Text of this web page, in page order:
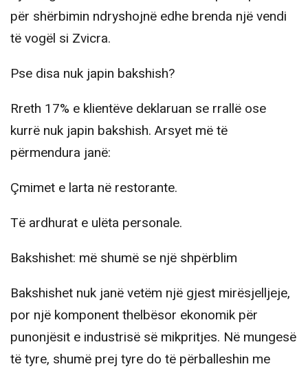
për shërbimin ndryshojnë edhe brenda një vendi
të vogël si Zvicra.
Pse disa nuk japin bakshish?
Rreth 17% e klientëve deklaruan se rrallë ose
kurrë nuk japin bakshish. Arsyet më të
përmendura janë:
Çmimet e larta në restorante.
Të ardhurat e ulëta personale.
Bakshishet: më shumë se një shpërblim
Bakshishet nuk janë vetëm një gjest mirësjelljeje,
por një komponent thelbësor ekonomik për
punonjësit e industrisë së mikpritjes. Në mungesë
të tyre, shumë prej tyre do të përballeshin me